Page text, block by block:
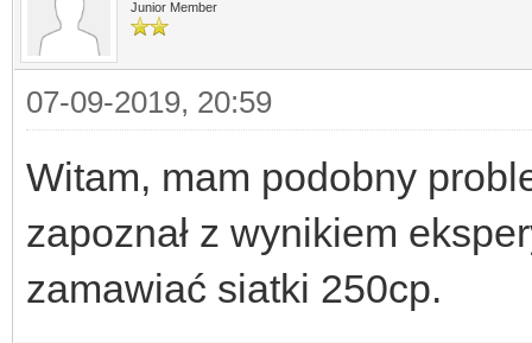
Junior Member
07-09-2019, 20:59
Witam, mam podobny
zapoznał z wynikiem
zamawiać siatki 250cp.